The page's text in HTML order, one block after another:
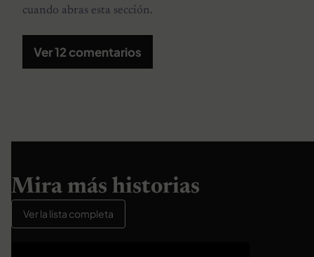
cuando abras esta sección.
Ver 12 comentarios
Mira más historias
Ver la lista completa